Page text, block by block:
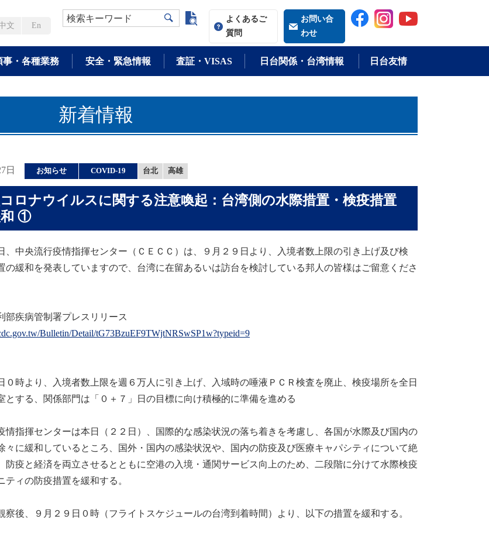
文 En
検索キーワード よく検索される語
よくあるご
質問
お問い合
わせ
事・各種業務 安全・緊急情報 査証・VISAS 日台関係・台湾情報 日台友情
新着情報
日 お知らせ COVID-19 台北 高雄
ロナウイルスに関する注意喚起：台湾側の水際措置・検疫措置
和 ①
中央流行疫情指揮センター（ＣＥＣＣ）は、９月２９日より、入境者数上限の引き上げ及び検
の緩和を発表していますので、台湾に在留あるいは訪台を検討している邦人の皆様はご留意くださ
部疾病管制署プレスリリース
Bulletin/Detail/tG73BzuEF9TWjtNRSwSP1w?typeid=9
時より、入境者数上限を週６万人に引き上げ、入域時の唾液ＰＣＲ検査を廃止、検疫場所を全日
とする、関係部門は「０＋７」日の目標に向け積極的に準備を進める
指揮センターは本日（２２日）、国際的な感染状況の落ち着きを考慮し、各国が水際及び国内の
々に緩和しているところ、国外・国内の感染状況や、国内の防疫及び医療キャパシティについて絶
防疫と経済を両立させるとともに空港の入境・通関サービス向上のため、二段階に分けて水際検疫
ティの防疫措置を緩和する。
後、９月２９日０時（フライトスケジュールの台湾到着時間）より、以下の措置を緩和する。